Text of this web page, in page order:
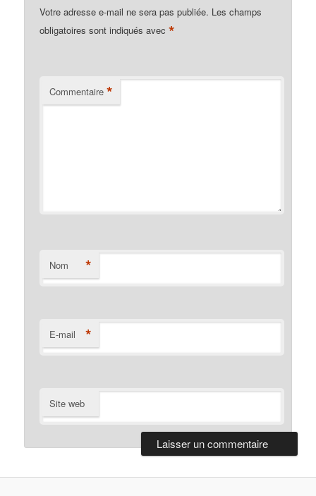
Votre adresse e-mail ne sera pas publiée. Les champs
obligatoires sont indiqués avec*
Commentaire *
Nom *
E-mail *
Site web